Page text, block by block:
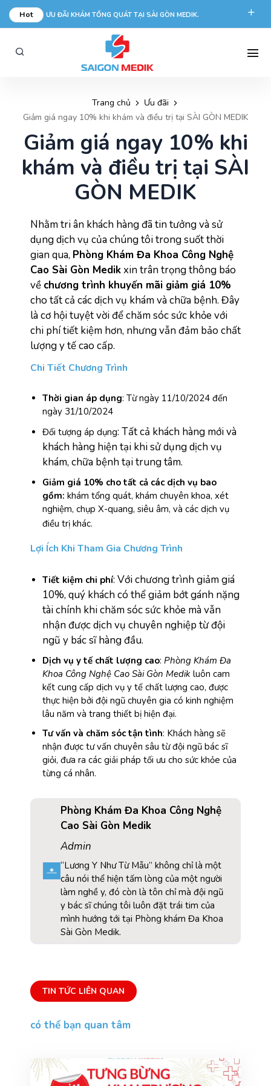
Hot ƯU ĐÃI KHÁM TỔNG QUÁT TẠI SÀI GÒN MEDIK.
phongkham@saigonmedik.com
Trang chủ
Ưu đãi
Giảm giá ngay 10% khi khám và điều trị tại SÀI GÒN MEDIK
Giảm giá ngay 10% khi
khám và điều trị tại SÀI
GÒN MEDIK
Nhằm tri ân khách hàng đã tin tưởng và sử
dụng dịch vụ của chúng tôi trong suốt thời
gian qua, Phòng Khám Đa Khoa Công Nghệ
Cao Sài Gòn Medikxin trân trọng thông báo
về chương trình khuyến mãi giảm giá 10%
cho tất cả các dịch vụ khám và chữa bệnh. Đây
là cơ hội tuyệt vời để chăm sóc sức khỏe với
chi phí tiết kiệm hơn, nhưng vẫn đảm bảo chất
lượng y tế cao cấp.
Chi Tiết Chương Trình
Thời gian áp dụng: Từ ngày 11/10/2024 đến
ngày 31/10/2024
Đối tượng áp dụng: Tất cả khách hàng mới và
khách hàng hiện tại khi sử dụng dịch vụ
khám, chữa bệnh tại trung tâm.
Giảm giá 10% cho tất cả các dịch vụ bao
gồm: khám tổng quát, khám chuyên khoa, xét
nghiệm, chụp X-quang, siêu âm, và các dịch vụ
điều trị khác.
Lợi Ích Khi Tham Gia Chương Trình
Tiết kiệm chi phí: Với chương trình giảm giá
10%, quý khách có thể giảm bớt gánh nặng
tài chính khi chăm sóc sức khỏe mà vẫn
nhận được dịch vụ chuyên nghiệp từ đội
ngũ y bác sĩ hàng đầu.
Dịch vụ y tế chất lượng cao: Phòng Khám Đa
Khoa Công Nghệ Cao Sài Gòn Medik luôn cam
kết cung cấp dịch vụ y tế chất lượng cao, được
thực hiện bởi đội ngũ chuyên gia có kinh nghiệm
lâu năm và trang thiết bị hiện đại.
Tư vấn và chăm sóc tận tình: Khách hàng sẽ
nhận được tư vấn chuyên sâu từ đội ngũ bác sĩ
giỏi, đưa ra các giải pháp tối ưu cho sức khỏe của
từng cá nhân.
Phòng Khám Đa Khoa Công Nghệ
Cao Sài Gòn Medik
Admin
“Lương Y Như Từ Mẫu” không chỉ là một
câu nói thể hiện tấm lòng của một người
làm nghề y, đó còn là tôn chỉ mà đội ngũ
y bác sĩ chúng tôi luôn đặt trái tim của
mình hướng tới tại Phòng khám Đa Khoa
Sài Gòn Medik.
TIN TỨC LIÊN QUAN
có thể bạn quan tâm